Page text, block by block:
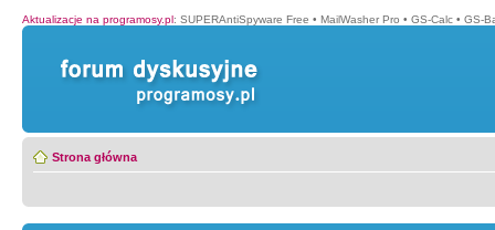
Aktualizacje na programosy.pl: SUPERAntiSpyware Free • MailWasher Pro • GS-Calc • GS-
Strona główna